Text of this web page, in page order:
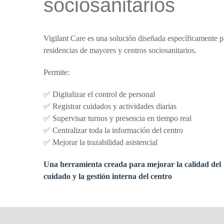
sociosanitarios
Vigilant Care es una solución diseñada específicamente
residencias de mayores y centros sociosanitarios.
Permite:
✅ Digitalizar el control de personal
✅ Registrar cuidados y actividades diarias
✅ Supervisar turnos y presencia en tiempo real
✅ Centralizar toda la información del centro
✅ Mejorar la trazabilidad asistencial
Una herramienta creada para mejorar la calidad del
cuidado y la gestión interna del centro